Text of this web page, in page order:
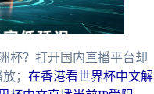
杯？打开国内直播平台却
； 在香港看世界杯中文解